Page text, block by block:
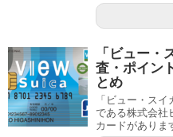
「ビュー・
査・ポイン
とめ
「ビュー・ス
である株式会社
カードがありま